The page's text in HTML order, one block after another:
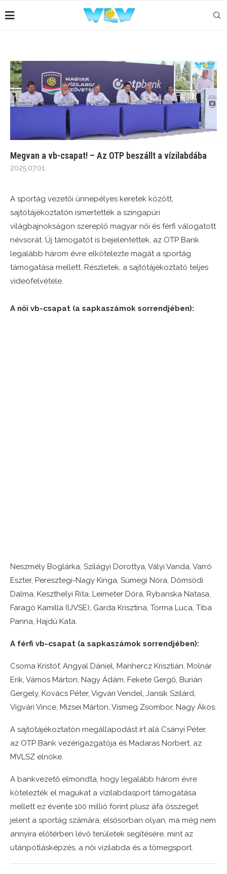
Megvan a vb-csapat! – Az OTP beszállt a vízilabdába
2025.07.01.
A sportág vezetői ünnepélyes keretek között,
sajtótájékoztatón ismertették a szingapúri
világbajnokságon szereplő magyar női és férfi válogatott
névsorát. Új támogatót is bejelentettek, az OTP Bank
legalább három évre elkötelezte magát a sportág
támogatása mellett. Részletek, a sajtótájékoztató teljes
videófelvétele.
A női vb-csapat (a sapkaszámok sorrendjében):
Neszmély Boglárka, Szilágyi Dorottya, Vályi Vanda, Varró
Eszter, Peresztegi-Nagy Kinga, Sümegi Nóra, Dömsödi
Dalma, Keszthelyi Rita, Leimeter Dóra, Rybanska Natasa,
Faragó Kamilla (UVSE), Garda Krisztina, Torma Luca, Tiba
Panna, Hajdú Kata.
A férfi vb-csapat (a sapkaszámok sorrendjében):
Csoma Kristóf, Angyal Dániel, Manhercz Krisztián, Molnár
Erik, Vámos Márton, Nagy Ádám, Fekete Gergő, Burián
Gergely, Kovács Péter, Vigvári Vendel, Jansik Szilárd,
Vigvári Vince, Mizsei Márton, Vismeg Zsombor, Nagy Ákos.
A sajtótájékoztatón megállapodást írt alá Csányi Péter,
az OTP Bank vezérigazgatója és Madaras Norbert, az
MVLSZ elnöke.
A bankvezető elmondta, hogy legalább három évre
kötelezték el magukat a vízilabdasport támogatása
mellett ez évente 100 millió forint plusz áfa összeget
jelent a sportág számára, elsősorban olyan, ma még nem
annyira előtérben lévő területek segítésére, mint az
utánpótlásképzés, a női vízilabda és a tömegsport.